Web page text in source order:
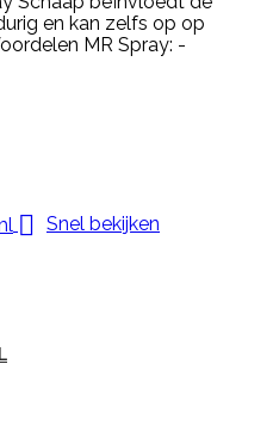
en kan zelfs op op
MR Spray: -
 Snel bekijken